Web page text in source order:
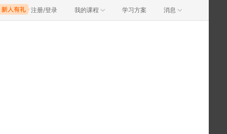
注册/登录 我的课程 学习方案 消息